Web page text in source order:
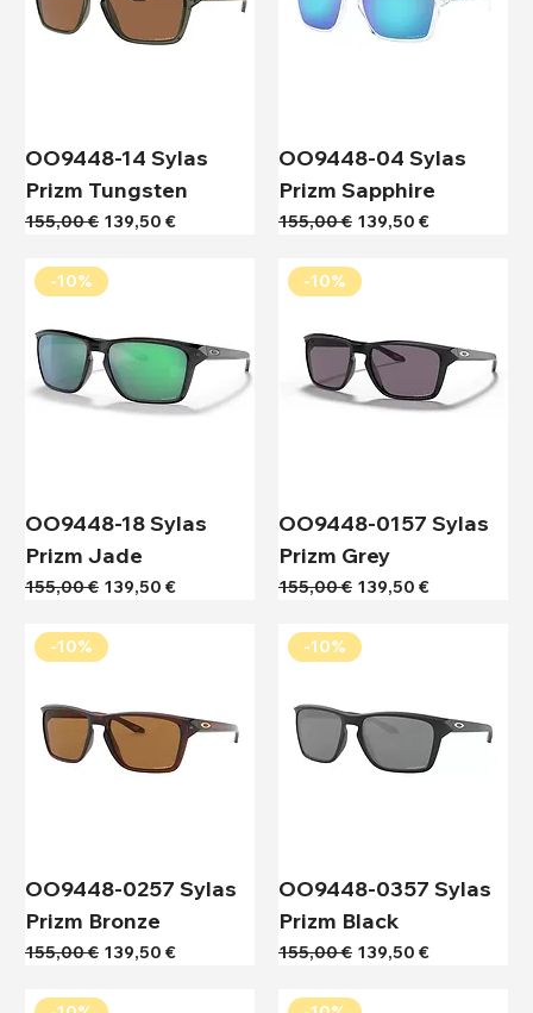
OO9448-14 Sylas
Prizm Tungsten
Κανονική τιμή
155,00 € Τιμή Έκπτωσης
139,50 €
OO9448-04 Sylas
Prizm Sapphire
Κανονική τιμή
155,00 € Τιμή Έκπτωσης
139,50 €
-10%
OO9448-18 Sylas
Prizm Jade
Κανονική τιμή
155,00 € Τιμή Έκπτωσης
139,50 €
-10%
OO9448-0157 Sylas
Prizm Grey
Κανονική τιμή
155,00 € Τιμή Έκπτωσης
139,50 €
-10%
OO9448-0257 Sylas
Prizm Bronze
Κανονική τιμή
155,00 € Τιμή Έκπτωσης
139,50 €
-10%
OO9448-0357 Sylas
Prizm Black
Κανονική τιμή
155,00 € Τιμή Έκπτωσης
139,50 €